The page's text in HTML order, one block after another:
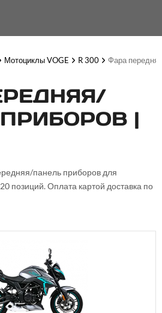
Мотоциклы VOGE R 300 Фара
|
панель приборов для
позиций. Оплата картой доставка по